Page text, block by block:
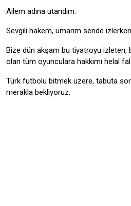
Ailem adına utandım.
Sevgili hakem, umarım sende izlerken
Bize dün akşam bu tiyatroyu izleten,
olan tüm oyunculara hakkımı helal
Türk futbolu bitmek üzere, tabuta
merakla bekliyoruz.